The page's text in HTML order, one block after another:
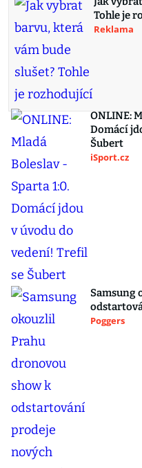
Tohle je
Reklama
ONLINE:
Domácí
Šubert
iSport.cz
Samsung
Poggers